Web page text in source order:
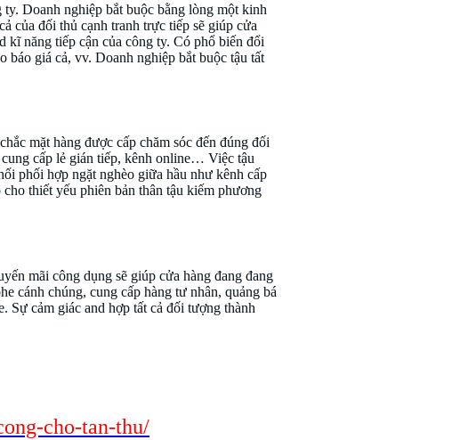
Doanh nghiệp bắt buộc bằng lòng một kinh
của đối thủ cạnh tranh trực tiếp sẽ giúp cửa
năng tiếp cận của công ty. Có phổ biến đổi
báo giá cả, vv. Doanh nghiệp bắt buộc tậu tất
mặt hàng được cấp chăm sóc đến đúng đối
cấp lẻ gián tiếp, kênh online… Việc tậu
phối hợp ngặt nghèo giữa hầu như kênh cấp
thiết yếu phiên bản thân tậu kiếm phương
mãi công dụng sẽ giúp cửa hàng đang đang
cánh chúng, cung cấp hàng tư nhân, quảng bá
cảm giác and hợp tất cả đối tượng thành
cho-tan-thu/